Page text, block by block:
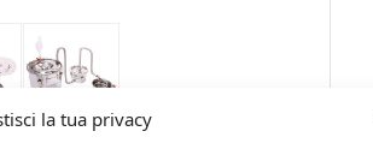
la tua privacy